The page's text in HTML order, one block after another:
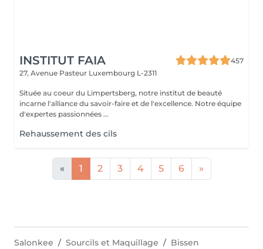
INSTITUT FAIA
457
27, Avenue Pasteur Luxembourg L-2311
Située au coeur du Limpertsberg, notre institut de beauté
incarne l'alliance du savoir-faire et de l'excellence. Notre équipe
d'expertes passionnées ...
Rehaussement des cils
« 1 2 3 4 5 6 »
Salonkee Sourcils et Maquillage
Bissen